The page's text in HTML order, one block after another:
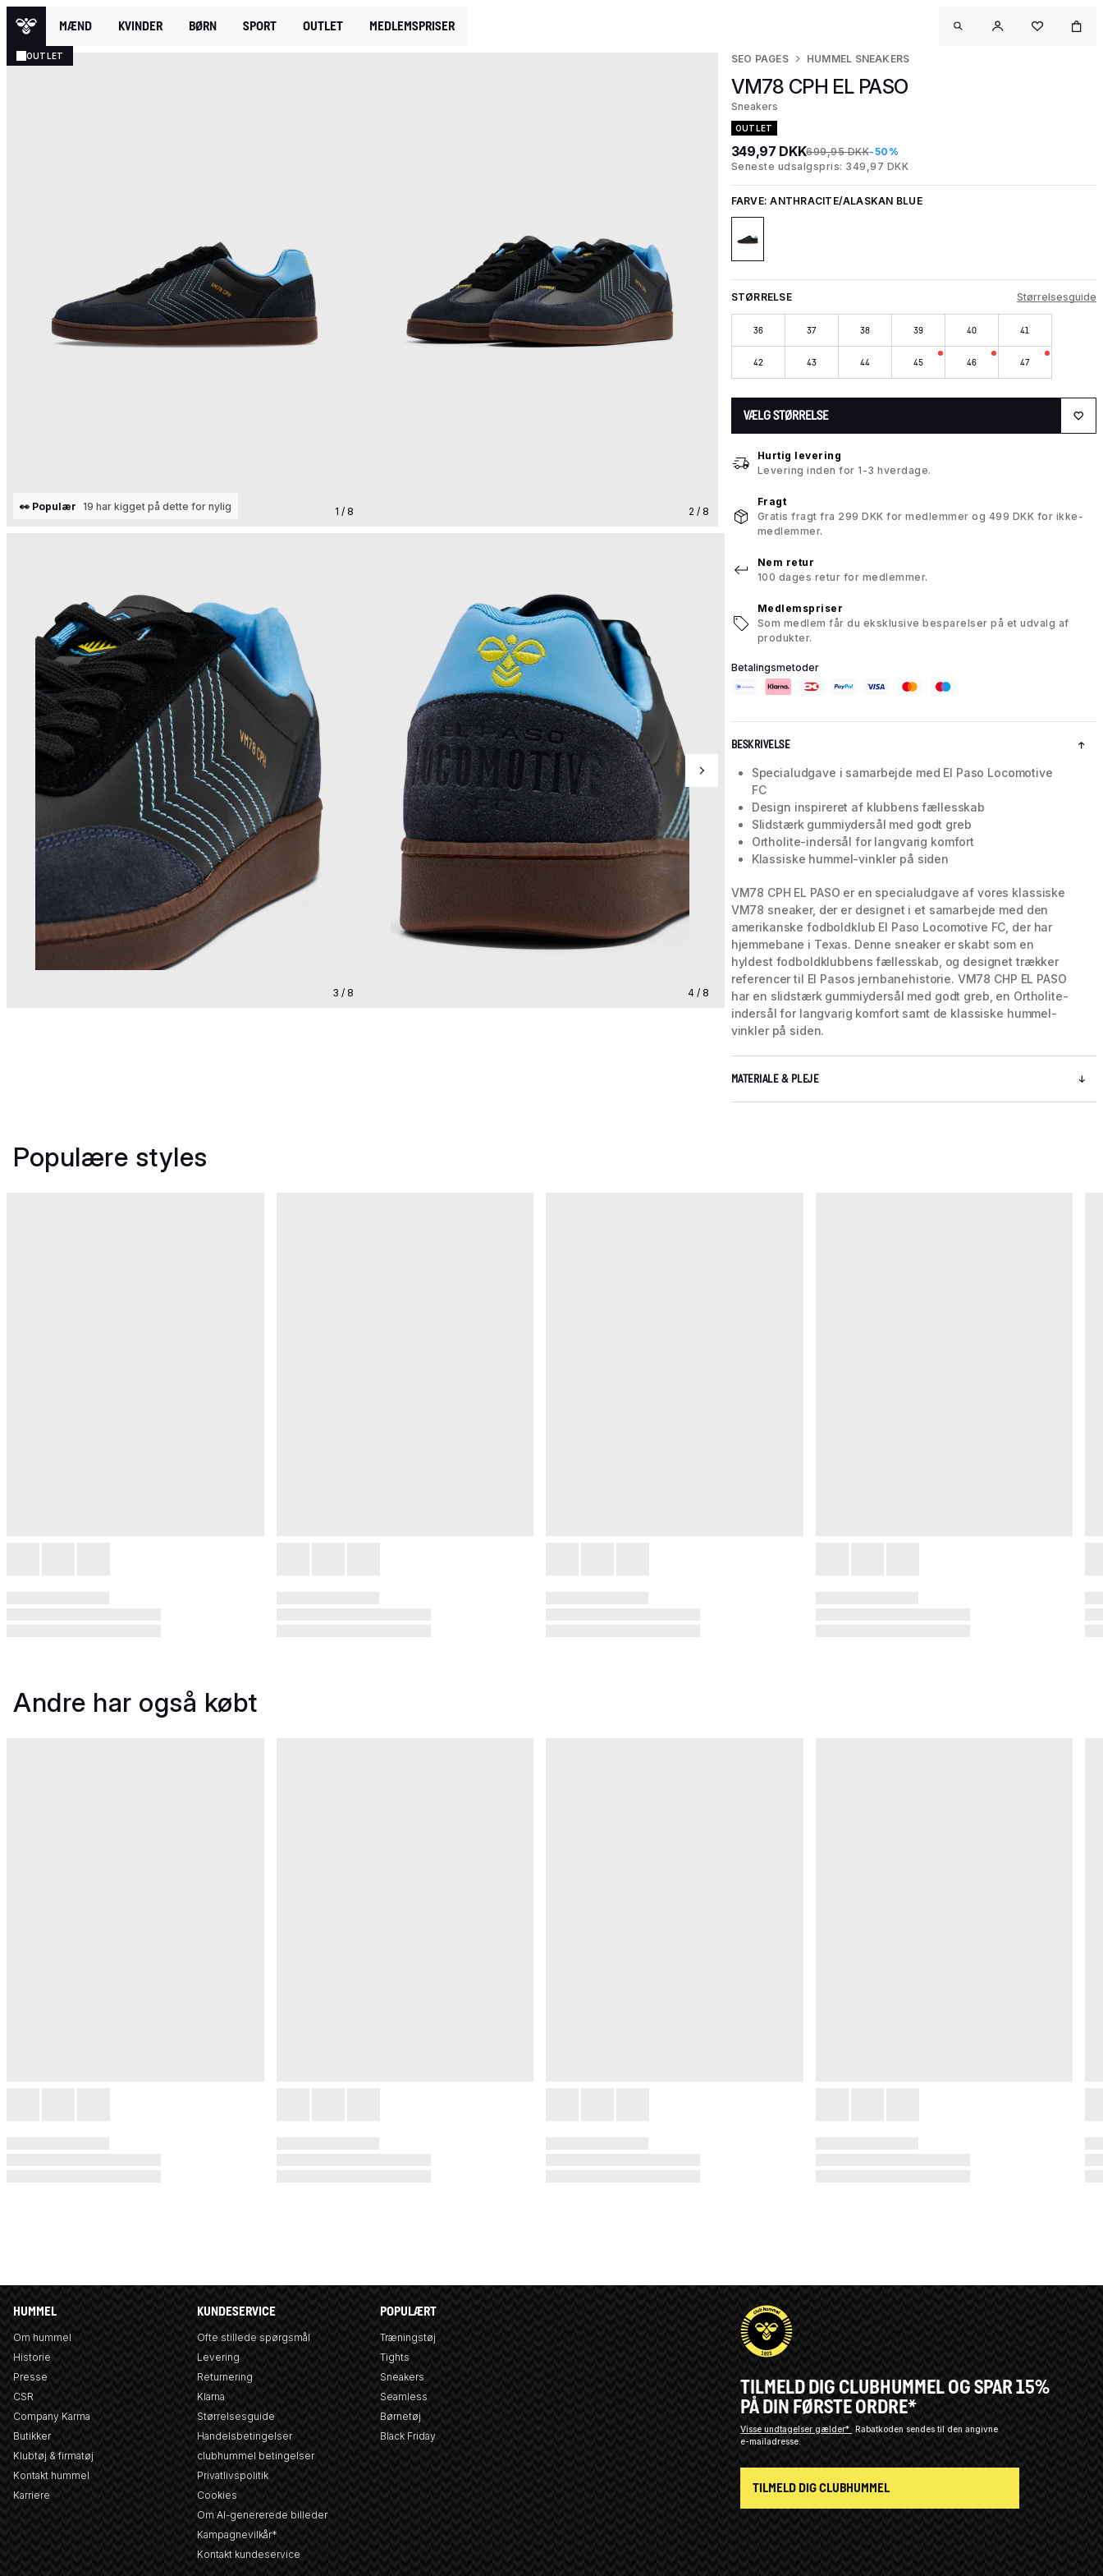
MÆND KVINDER BØRN SPORT OUTLET MEDLEMSPRISER
OUTLET
1 / 8
👀 Populær 19 har kigget på dette for nylig 2 / 8
3 / 8 4 / 8 5 / 8
SEO PAGES HUMMEL SNEAKERS
VM78 CPH EL PASO
Sneakers
OUTLET
349,97 DKK699,95 DKK-50%
Seneste udsalgspris: 349,97 DKK
FARVE:ANTHRACITE/ALASKAN BLUE
STØRRELSE Størrelsesguide
36 37 38 39 40 41
42 43 44 45 46 47
VÆLG STØRRELSE
Hurtig levering
Levering inden for 1-3 hverdage.
Fragt
Gratis fragt fra 299 DKK for medlemmer og 499 DKK for ikke-
medlemmer.
Nem retur
100 dages retur for medlemmer.
Medlemspriser
Som medlem får du eksklusive besparelser på et udvalg af
produkter.
Betalingsmetoder
BESKRIVELSE
Specialudgave i samarbejde med El Paso Locomotive
FC
Design inspireret af klubbens fællesskab
Slidstærk gummiydersål med godt greb
Ortholite-indersål for langvarig komfort
Klassiske hummel-vinkler på siden
VM78 CPH EL PASO er en specialudgave af vores klassiske
VM78 sneaker, der er designet i et samarbejde med den
amerikanske fodboldklub El Paso Locomotive FC, der har
hjemmebane i Texas. Denne sneaker er skabt som en
hyldest fodboldklubbens fællesskab, og designet trækker
referencer til El Pasos jernbanehistorie. VM78 CHP EL PASO
har en slidstærk gummiydersål med godt greb, en Ortholite-
indersål for langvarig komfort samt de klassiske hummel-
vinkler på siden.
MATERIALE & PLEJE
Populære styles
Andre har også købt
HUMMEL
Om hummel
Historie
Presse
CSR
Company Karma
Butikker
Klubtøj & firmatøj
Kontakt hummel
Karriere
KUNDESERVICE
Ofte stillede spørgsmål
Levering
Returnering
Klarna
Størrelsesguide
Handelsbetingelser
clubhummel betingelser
Privatlivspolitik
Cookies
Om AI-genererede billeder
Kampagnevilkår*
Kontakt kundeservice
POPULÆRT
Træningstøj
Tights
Sneakers
Seamless
Børnetøj
Black Friday
TILMELD DIG CLUBHUMMEL OG SPAR 15%
PÅ DIN FØRSTE ORDRE*
Visse undtagelser gælder*
Rabatkoden sendes til den angivne
e-mailadresse.
TILMELD DIG CLUBHUMMEL